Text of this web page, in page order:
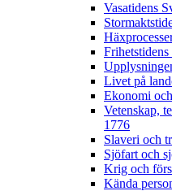
Vasatidens
Livet på
Ekonomi
Vetenskap,
1776
Slaveri och
Sjöfart och
Krig och
Kända